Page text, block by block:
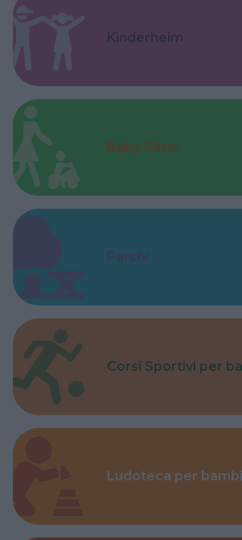
Kinderheim
Baby Sitter
Parchi
Corsi Sportivi per
Ludoteca per